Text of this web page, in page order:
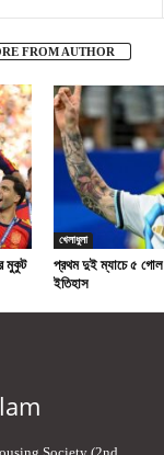
FROM AUTHOR
মুকুট
খেলাধুলা
প্রথম দুই ম্যাচে ৫
ইতিহাস